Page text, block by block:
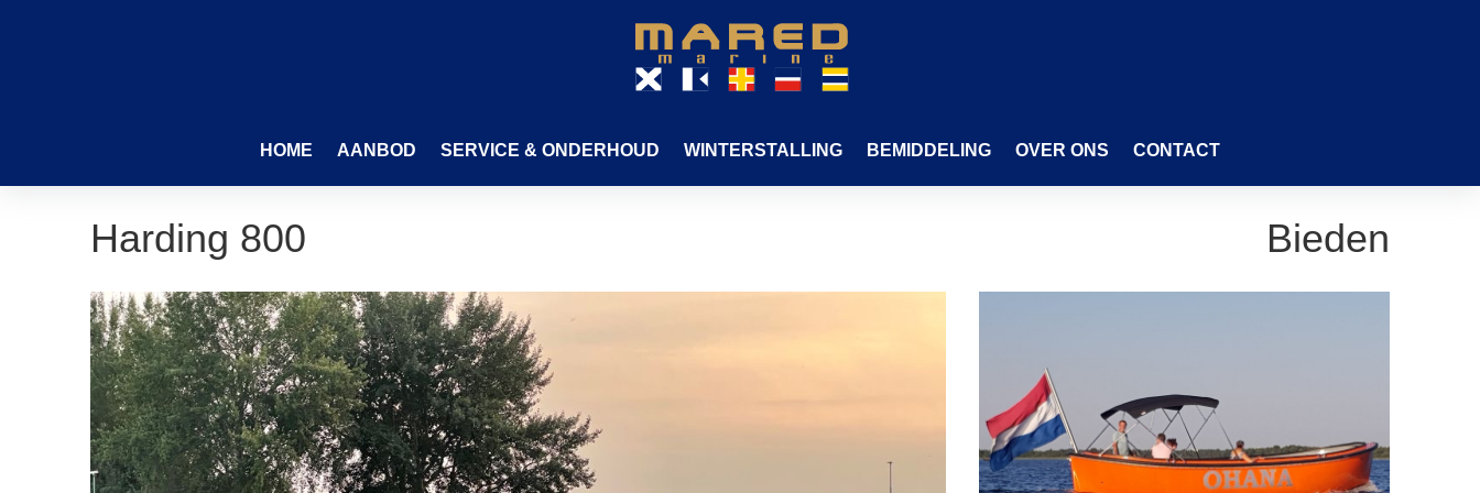
HOME AANBOD SERVICE & ONDERHOUD WINTERSTALLING BEMIDDELING OVER ONS CONTACT
Harding 800 Bieden